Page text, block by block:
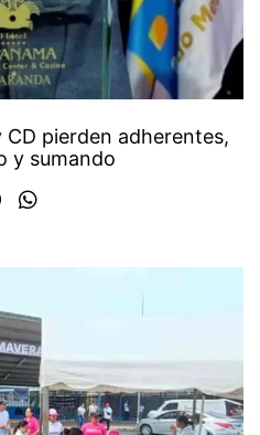
CD pierden adherentes,
y sumando